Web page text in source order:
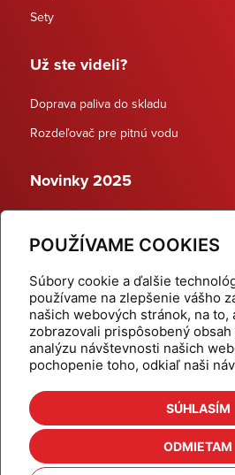
POUŽÍVAME COOKIES
Súbory cookie a ďalšie
používame na zlepšenie vášho
našich webových stránok, na to,
zobrazovali prispôsobený
analýzu návštevnosti našich
pochopenie toho, odkiaľ naši
SÚHLASÍM
ODMIETAM
Sety
Už ste videli?
Doprava paliva do skladu
Rozdeľovač pre pitnú vodu
Novinky 2025
Dynamické termostatické ventily
Domov
Aktuality
Kalkulačky
Na stiahnutie
Kontakt